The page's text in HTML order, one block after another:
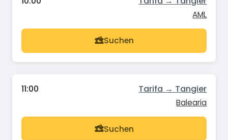
AML
Suchen
11:00 Tarifa → Tangier
Balearia
Suchen